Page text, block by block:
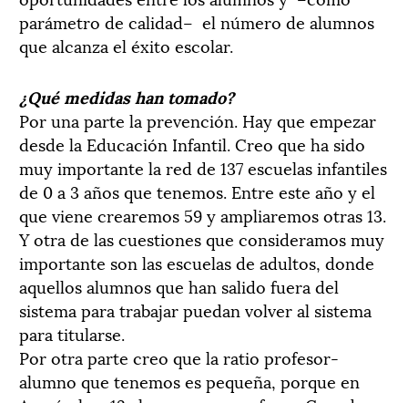
parámetro de calidad– el número de alumnos
que alcanza el éxito escolar.
¿Qué medidas han tomado?
Por una parte la prevención. Hay que empezar
desde la Educación Infantil. Creo que ha sido
muy importante la red de 137 escuelas infantiles
de 0 a 3 años que tenemos. Entre este año y el
que viene crearemos 59 y ampliaremos otras 13.
Y otra de las cuestiones que consideramos muy
importante son las escuelas de adultos, donde
aquellos alumnos que han salido fuera del
sistema para trabajar puedan volver al sistema
para titularse.
Por otra parte creo que la ratio profesor-
alumno que tenemos es pequeña, porque en